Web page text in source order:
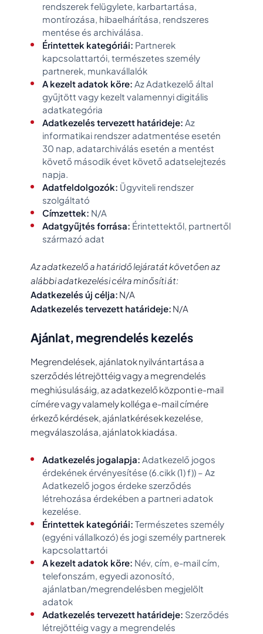
rendszerek felügylete, karbartartása,
montírozása, hibaelhárítása, rendszeres
mentése és archiválása.
Érintettek kategóriái: Partnerek
kapcsolattartói, természetes személy
partnerek, munkavállalók
A kezelt adatok köre: Az Adatkezelő által
gyűjtött vagy kezelt valamennyi digitális
adatkategória
Adatkezelés tervezett határideje: Az
informatikai rendszer adatmentése esetén
30 nap, adatarchiválás esetén a mentést
követő második évet követő adatselejtezés
napja.
Adatfeldolgozók: Ügyviteli rendszer
szolgáltató
Címzettek: N/A
Adatgyűjtés forrása: Érintettektől, partnertől
származó adat
Az adatkezelő a határidő lejáratát követően az
alábbi adatkezelési célra minősíti át:
Adatkezelés új célja: N/A
Adatkezelés tervezett határideje: N/A
Ajánlat, megrendelés kezelés
Megrendelések, ajánlatok nyilvántartása a
szerződés létrejöttéig vagy a megrendelés
meghiúsulásáig, az adatkezelő központi e-mail
címére vagy valamely kolléga e-mail címére
érkező kérdések, ajánlatkérések kezelése,
megválaszolása, ajánlatok kiadása.
Adatkezelés jogalapja: Adatkezelő jogos
érdekének érvényesítése (6.cikk (1) f)) – Az
Adatkezelő jogos érdeke szerződés
létrehozása érdekében a partneri adatok
kezelése.
Érintettek kategóriái: Természetes személy
(egyéni vállalkozó) és jogi személy partnerek
kapcsolattartói
A kezelt adatok köre: Név, cím, e-mail cím,
telefonszám, egyedi azonosító,
ajánlatban/megrendelésben megjelölt
adatok
Adatkezelés tervezett határideje: Szerződés
létrejöttéig vagy a megrendelés